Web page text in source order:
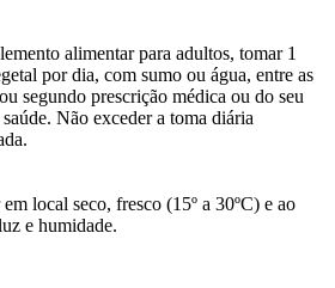
alimentar para adultos, tomar 1
por dia, com sumo ou água, entre as
segundo prescrição médica ou do seu
Não exceder a toma diária
local seco, fresco (15º a 30ºC) e ao
e humidade.